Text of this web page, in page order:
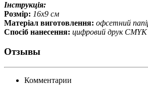
Інструкція:
Розмір: 16х9 см
Матеріал виготовлення: офсетний
Спосіб нанесення: цифровий друк
Отзывы
Комментарии